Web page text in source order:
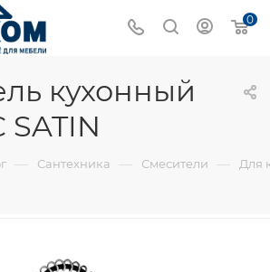
0
кухонный
— Сантехника — Смесители — Для